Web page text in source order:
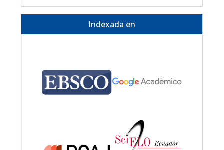
Indexada en